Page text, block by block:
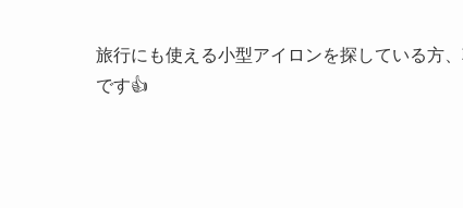
旅行にも使える小型アイロンを探している方
です👍